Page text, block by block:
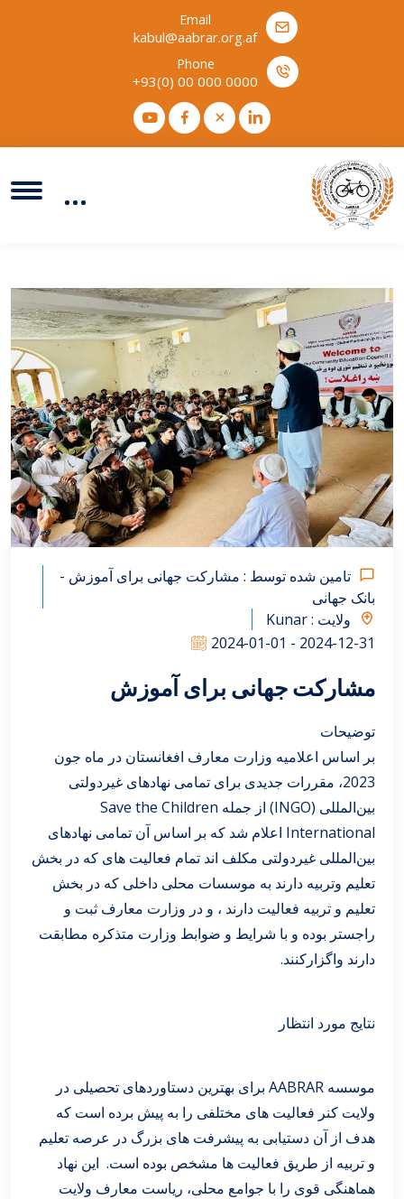
Email
kabul@aabrar.org.af
Phone
+93(0) 00 000 0000
تامین شده توسط : مشارکت جهانی برای آموزش -
بانک جهانی
ولایت : Kunar
2024-01-01 - 2024-12-31
مشارکت جهانی برای آموزش
توضیحات
بر اساس اعلامیه وزارت معارف افغانستان در ماه جون
2023، مقررات جدیدی برای تمامی نهادهای غیردولتی
بین‌المللی (INGO) از جمله Save the Children
International اعلام شد که بر اساس آن تمامی نهادهای
بین‌المللی غیردولتی مکلف اند تمام فعالیت های که در بخش
تعلیم وتربیه دارند به موسسات محلی داخلی که در بخش
تعلیم و تربیه فعالیت دارند ، و در وزارت معارف ثبت و
راجستر بوده و با شرایط و ضوابط وزارت متذکره مطابقت
دارند واگزارکنند.
نتایج مورد انتظار
موسسه AABRAR برای بهترین دستاوردهای تحصیلی در
ولایت کنر فعالیت های مختلفی را به پیش برده است که
هدف از آن دستیابی به پیشرفت های بزرگ در عرصه تعلیم
و تربیه از طریق فعالیت ها مشخص بوده است. این نهاد
هماهنگی قوی را با جوامع محلی، ریاست معارف ولایت